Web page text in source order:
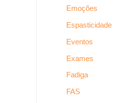
Emoções
Espasticidade
Eventos
Exames
Fadiga
FAS